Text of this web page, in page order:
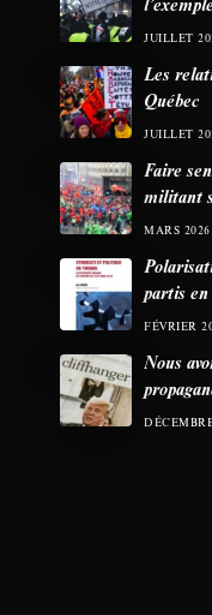
JUILLET
Les
Québec
JUILLET
Faire
militant
MARS 2026
partis
FÉVRIER
Nous